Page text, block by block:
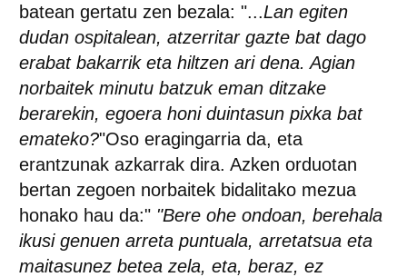
batean gertatu zen bezala: "...Lan egiten
dudan ospitalean, atzerritar gazte bat dago
erabat bakarrik eta hiltzen ari dena. Agian
norbaitek minutu batzuk eman ditzake
berarekin, egoera honi duintasun pixka bat
emateko?"Oso eragingarria da, eta
erantzunak azkarrak dira. Azken orduotan
bertan zegoen norbaitek bidalitako mezua
honako hau da:" "Bere ohe ondoan, berehala
ikusi genuen arreta puntuala, arretatsua eta
maitasunez betea zela, eta, beraz, ez